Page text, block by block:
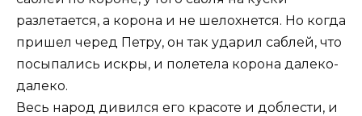
разлетается, а корона и не шелохнется. Но когда
пришел черед Петру, он так ударил саблей, что
посыпались искры, и полетела корона далеко-
далеко.
Весь народ дивился его красоте и доблести, и